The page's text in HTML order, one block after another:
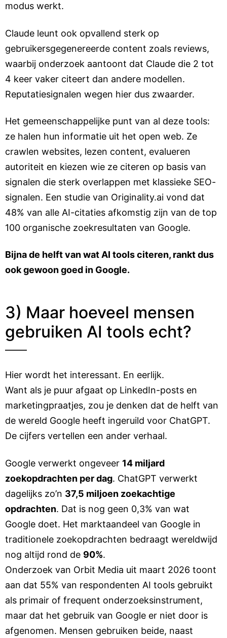
modus werkt.
Claude leunt ook opvallend sterk op
gebruikersgegenereerde content zoals reviews,
waarbij onderzoek aantoont dat Claude die 2 tot
4 keer vaker citeert dan andere modellen.
Reputatiesignalen wegen hier dus zwaarder.
Het gemeenschappelijke punt van al deze tools:
ze halen hun informatie uit het open web. Ze
crawlen websites, lezen content, evalueren
autoriteit en kiezen wie ze citeren op basis van
signalen die sterk overlappen met klassieke SEO-
signalen. Een studie van Originality.ai vond dat
48% van alle AI-citaties afkomstig zijn van de top
100 organische zoekresultaten van Google.
Bijna de helft van wat AI tools citeren, rankt dus
ook gewoon goed in Google.
3) Maar hoeveel mensen
gebruiken AI tools echt?
Hier wordt het interessant. En eerlijk.
Want als je puur afgaat op LinkedIn-posts en
marketingpraatjes, zou je denken dat de helft van
de wereld Google heeft ingeruild voor ChatGPT.
De cijfers vertellen een ander verhaal.
Google verwerkt ongeveer 14 miljard
zoekopdrachten per dag. ChatGPT verwerkt
dagelijks zo’n 37,5 miljoen zoekachtige
opdrachten. Dat is nog geen 0,3% van wat
Google doet. Het marktaandeel van Google in
traditionele zoekopdrachten bedraagt wereldwijd
nog altijd rond de 90%.
Onderzoek van Orbit Media uit maart 2026 toont
aan dat 55% van respondenten AI tools gebruikt
als primair of frequent onderzoeksinstrument,
maar dat het gebruik van Google er niet door is
afgenomen. Mensen gebruiken beide, naast